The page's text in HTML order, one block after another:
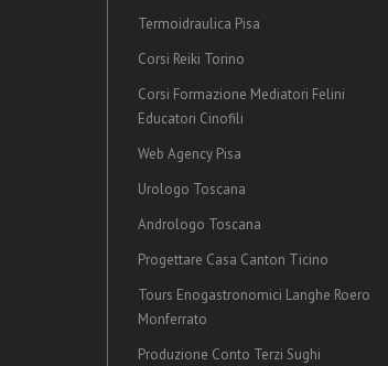
Termoidraulica Pisa
Corsi Reiki Torino
Corsi Formazione Mediatori Felini
Educatori Cinofili
Web Agency Pisa
Urologo Toscana
Andrologo Toscana
Progettare Casa Canton Ticino
Tours Enogastronomici Langhe Roero
Monferrato
Produzione Conto Terzi Sughi